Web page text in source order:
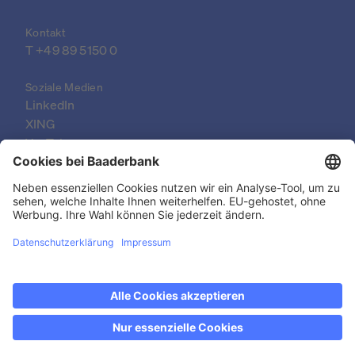
Jetzt den Wochenendhandel entdecken: samstags
von 14-19 Uhr!
Kontakt
T +49 89 5150 0
Soziale Medien
LinkedIn
XING
YouTube
© 2026 Baader Bank AG
Rechtlicher Hinweis
Barrierefreiheit
Kontakt & FAQ